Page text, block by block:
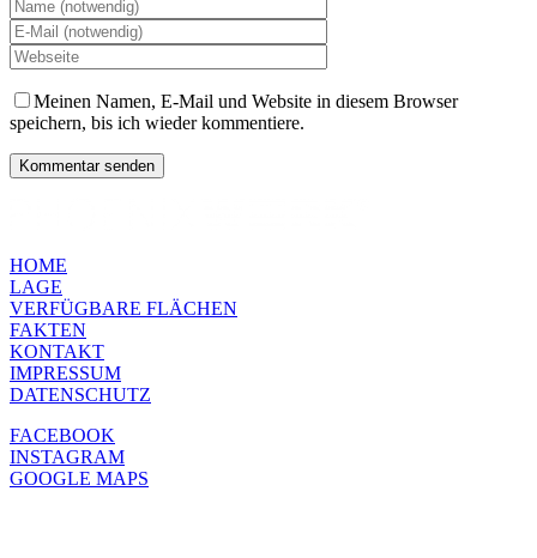
Meinen Namen, E-Mail und Website in diesem Browser
speichern, bis ich wieder kommentiere.
HOME
LAGE
VERFÜGBARE FLÄCHEN
FAKTEN
KONTAKT
IMPRESSUM
DATENSCHUTZ
FACEBOOK
INSTAGRAM
GOOGLE MAPS